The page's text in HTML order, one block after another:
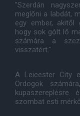
"Szerdán
meglőni a labdát,
egy ember, akitől
hogy sok gólt lő
számára a
visszatért."
A Leicester City
Ördögök
szombat esti